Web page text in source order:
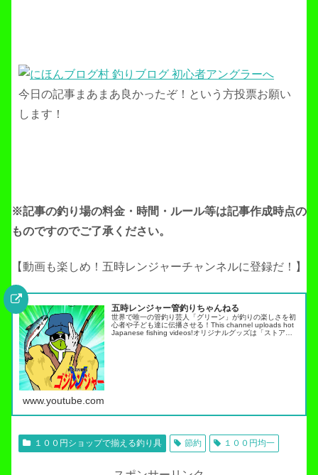
今日の記事まあまあ良かったぞ！という方投票お願い
します！
※記事の釣り場の料金・時間・ルール等は記事作成時点の
ものですのでご了承ください。
【動画も楽しめ！五時レンジャーチャンネルに登録だ！】
五時レンジャー管釣りちゃんねる
世界で唯一の管釣り芸人「グリーン」が釣りの楽しさを初
心者や子ども達に伝播させる！This channel uploads hot
Japanese fishing videos!オリジナルグッズは「ストア」
www.youtube.com
１００円ショップで揃える釣り具 節約 １００円均一